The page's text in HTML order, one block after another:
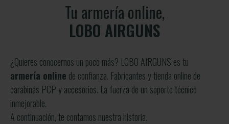
Tu armería online,
LOBO AIRGUNS
¿Quieres conocernos un poco más? LOBO AIRGUNS es tu
armería online de confianza. Fabricantes y tienda online de
carabinas PCP y accesorios. La fuerza de un soporte técnico
inmejorable.
A continuación, te contamos nuestra historia.